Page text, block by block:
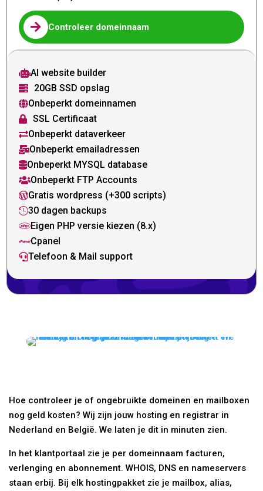
 Controleer domeinnaam
AI website builder
 20GB SSD opslag
Onbeperkt domeinnamen
 SSL Certificaat
Onbeperkt dataverkeer
Onbeperkt emailadressen
Onbeperkt MYSQL database
Onbeperkt FTP Accounts
Gratis wordpress (+300 scripts)
30 dagen backups
Eigen PHP versie kiezen (8.x)
Cpanel
Telefoon & Mail support
Hoe controleer je of ongebruikte domeinen en mailboxen
nog geld kosten? Wij zijn jouw hosting en registrar in
Nederland en België. We laten je dit in minuten zien.
In het klantportaal zie je per domeinnaam facturen,
verlenging en abonnement. WHOIS, DNS en nameservers
staan erbij. Bij elk hostingpakket zie je mailbox, alias,